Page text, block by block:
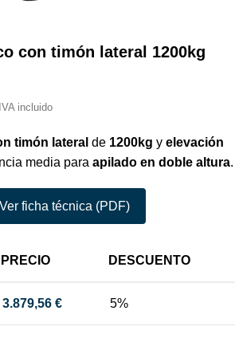
con timón lateral 1200kg
IVA incluido
timón lateral de 1200kg y elevación
media para apilado en doble altura.
ficha técnica (PDF)
PRECIO DESCUENTO
3.879,56 € 5%